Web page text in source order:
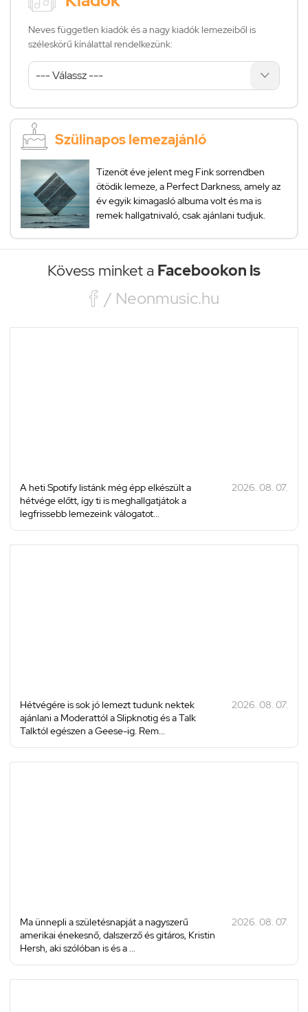
Neves független kiadók és a nagy kiadók lemezeiből is
széleskörű kínálattal rendelkezünk:
Szülinapos lemezajánló
Tizenöt éve jelent meg Fink sorrendben
ötödik lemeze, a Perfect Darkness, amely az
év egyik kimagasló albuma volt és ma is
remek hallgatnivaló, csak ajánlani tudjuk.
Kövess minket a Facebookon is
 / Neonmusic.hu
A heti Spotify listánk még épp elkészült a
hétvége előtt, így ti is meghallgatjátok a
legfrissebb lemezeink válogatot...
2026. 08. 07.
Hétvégére is sok jó lemezt tudunk nektek
ajánlani a Moderattól a Slipknotig és a Talk
Talktól egészen a Geese-ig. Rem...
2026. 08. 07.
Ma ünnepli a születésnapját a nagyszerű
amerikai énekesnő, dalszerző és gitáros, Kristin
Hersh, aki szólóban is és a ...
2026. 08. 07.